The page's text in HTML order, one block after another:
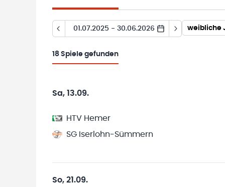
01.07.2025 - 30.06.2026 weibliche
18 Spiele gefunden
Sa, 13.09.
HTV Hemer
SG Iserlohn-Sümmern
So, 21.09.